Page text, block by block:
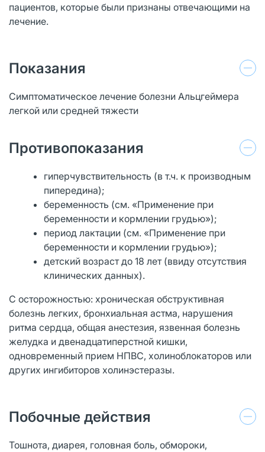
пациентов, которые были признаны отвечающими на
лечение.
Показания
Симптоматическое лечение болезни Альцгеймера
легкой или средней тяжести
Противопоказания
гиперчувствительность (в т.ч. к производным
пипередина);
беременность (см. «Применение при
беременности и кормлении грудью»);
период лактации (см. «Применение при
беременности и кормлении грудью»);
детский возраст до 18 лет (ввиду отсутствия
клинических данных).
С осторожностью: хроническая обструктивная
болезнь легких, бронхиальная астма, нарушения
ритма сердца, общая анестезия, язвенная болезнь
желудка и двенадцатиперстной кишки,
одновременный прием НПВС, холиноблокаторов или
других ингибиторов холинэстеразы.
Побочные действия
Тошнота, диарея, головная боль, обмороки,